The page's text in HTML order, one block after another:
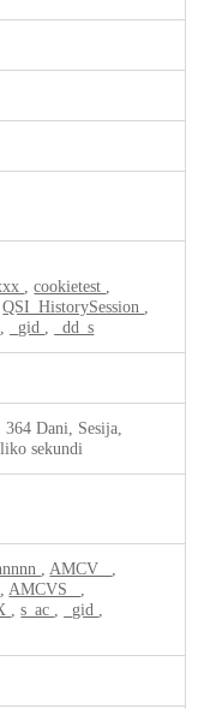
,cookietest
,QSI_HistorySession
_gid _dd_s
Dani, Sesija,
sekundi
AMCV_
AMCVS_
,s_ac _gid